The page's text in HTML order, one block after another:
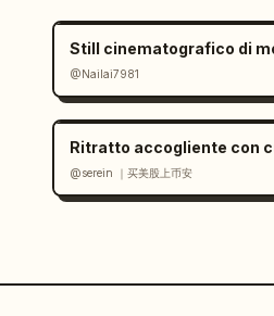
@Nailai7981
Ritratto accogliente con
@serein ｜买美股上币安